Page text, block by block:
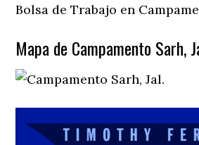
Bolsa de Trabajo en
Mapa de Campamento Sarh,